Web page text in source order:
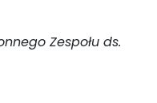
Zespołu ds.